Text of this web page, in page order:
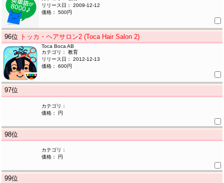
リリース日： 2009-12-12
価格： 500円
96位 トッカ・ヘアサロン2 (Toca Hair Salon 2)
Toca Boca AB
カテゴリ： 教育
リリース日： 2012-12-13
価格： 600円
97位
カテゴリ：
価格： 円
98位
カテゴリ：
価格： 円
99位